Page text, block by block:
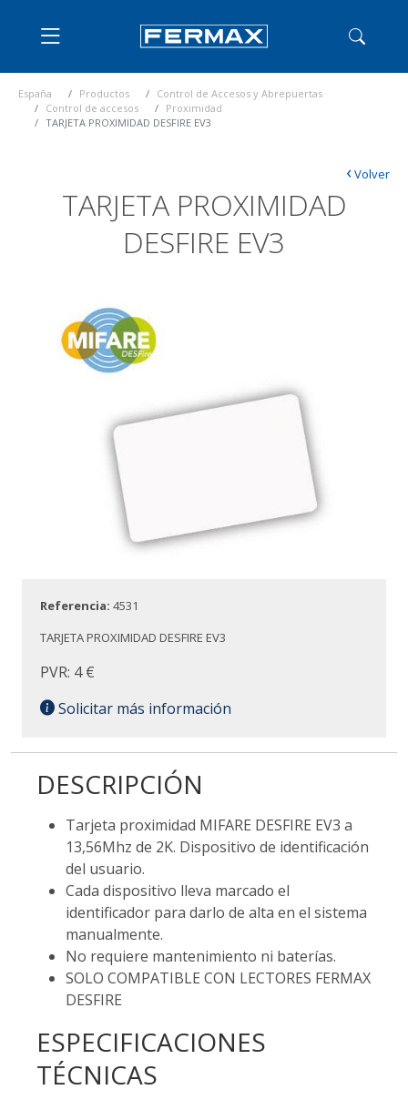
España Productos
Control de Accesos y Abrepuertas
Control de accesos
Proximidad
TARJETA PROXIMIDAD DESFIRE EV3
TARJETA PROXIMIDAD
DESFIRE EV3
‹Volver
Referencia: 4531
TARJETA PROXIMIDAD DESFIRE EV3
PVR: 4 €
Solicitar más información
DESCRIPCIÓN
Tarjeta proximidad MIFARE DESFIRE EV3 a
13,56Mhz de 2K. Dispositivo de identificación
del usuario.
Cada dispositivo lleva marcado el
identificador para darlo de alta en el sistema
manualmente.
No requiere mantenimiento ni baterías.
SOLO COMPATIBLE CON LECTORES FERMAX
DESFIRE
ESPECIFICACIONES
TÉCNICAS